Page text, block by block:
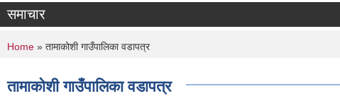
समाचार
You are here
Home » तामाकोशी गाउँपालिका वडापत्र
तामाकोशी गाउँपालिका वडापत्र